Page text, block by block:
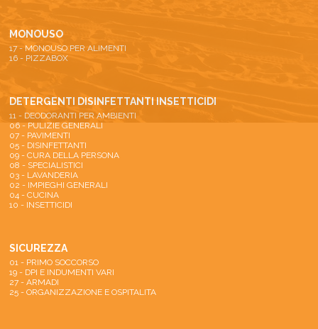
MONOUSO
17 - MONOUSO PER ALIMENTI
16 - PIZZABOX
DETERGENTI DISINFETTANTI INSETTICIDI
11 - DEODORANTI PER AMBIENTI
06 - PULIZIE GENERALI
07 - PAVIMENTI
05 - DISINFETTANTI
09 - CURA DELLA PERSONA
08 - SPECIALISTICI
03 - LAVANDERIA
02 - IMPIEGHI GENERALI
04 - CUCINA
10 - INSETTICIDI
SICUREZZA
01 - PRIMO SOCCORSO
19 - DPI E INDUMENTI VARI
27 - ARMADI
25 - ORGANIZZAZIONE E OSPITALITA